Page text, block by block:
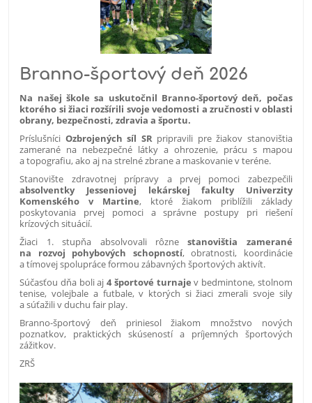
Branno-športový deň 2026
Na našej škole sa uskutočnil Branno-športový deň, počas
ktorého si žiaci rozšírili svoje vedomosti a zručnosti v oblasti
obrany, bezpečnosti, zdravia a športu.
Príslušníci Ozbrojených síl SRpripravili pre žiakov stanovištia
zamerané na nebezpečné látky a ohrozenie, prácu s mapou
a topografiu, ako aj na strelné zbrane a maskovanie v teréne.
Stanovište zdravotnej prípravy a prvej pomoci zabezpečili
absolventky Jesseniovej lekárskej fakulty Univerzity
Komenského v Martine, ktoré žiakom priblížili základy
poskytovania prvej pomoci a správne postupy pri riešení
krízových situácií.
Žiaci 1. stupňa absolvovali rôznestanovištia zamerané
na rozvoj pohybových schopností, obratnosti, koordinácie
a tímovej spolupráce formou zábavných športových aktivít.
Súčasťou dňa boli aj4 športové turnaje v bedmintone, stolnom
tenise, volejbale a futbale, v ktorých si žiaci zmerali svoje sily
a súťažili v duchu fair play.
Branno-športový deň priniesol žiakom množstvo nových
poznatkov, praktických skúseností a príjemných športových
zážitkov.
ZRŠ